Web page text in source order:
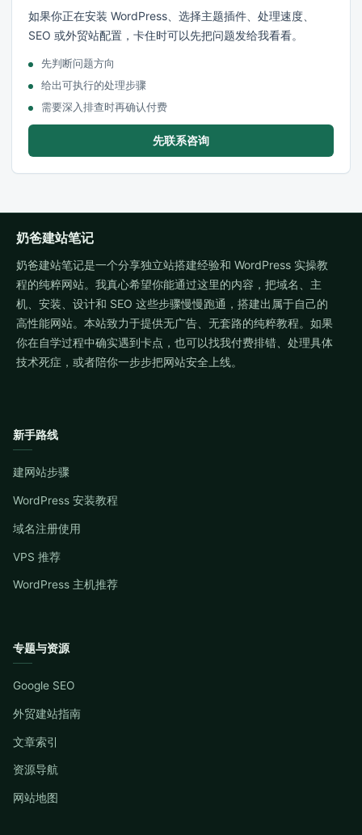
如果你正在安装 WordPress、选择主题插件、处理速度、
SEO 或外贸站配置，卡住时可以先把问题发给我看看。
先判断问题方向
给出可执行的处理步骤
需要深入排查时再确认付费
先联系咨询
奶爸建站笔记
奶爸建站笔记是一个分享独立站搭建经验和 WordPress 实操教
程的纯粹网站。我真心希望你能通过这里的内容，把域名、主
机、安装、设计和 SEO 这些步骤慢慢跑通，搭建出属于自己的
高性能网站。本站致力于提供无广告、无套路的纯粹教程。如果
你在自学过程中确实遇到卡点，也可以找我付费排错、处理具体
技术死症，或者陪你一步步把网站安全上线。
新手路线
建网站步骤
WordPress 安装教程
域名注册使用
VPS 推荐
WordPress 主机推荐
专题与资源
Google SEO
外贸建站指南
文章索引
资源导航
网站地图